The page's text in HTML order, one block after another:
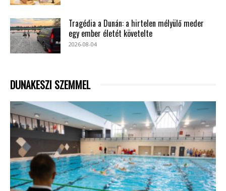
Tragédia a Dunán: a hirtelen mélyülő meder
egy ember életét követelte
2026-08-04
DUNAKESZI SZEMMEL